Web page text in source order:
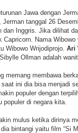
Jawa dengan
Jerman tanggal 26
dan Inggris. Jika dilihat
Nama
Wibowo Wrijodiprojo. Ari
Ollman adalah
memang membawa
ini dia bisa menjadi
populer dengan
populer di negara kita.
mulus ketika dirinya
bintangi yaitu film “Si